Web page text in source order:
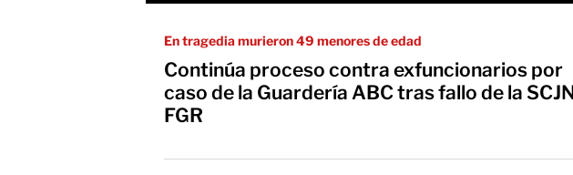
En tragedia murieron 49 menores de edad
Continúa proceso contra exfuncionarios por
caso de la Guardería ABC tras fallo de la
FGR